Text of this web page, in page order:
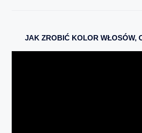
JAK ZROBIĆ KOLOR WŁOSÓW,